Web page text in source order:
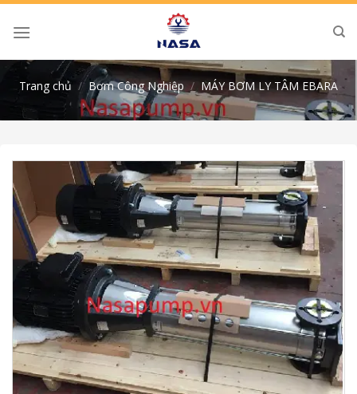
Skip
Trang chủ / Bơm Công Nghiệp / MÁY BƠM LY TÂM EBARA